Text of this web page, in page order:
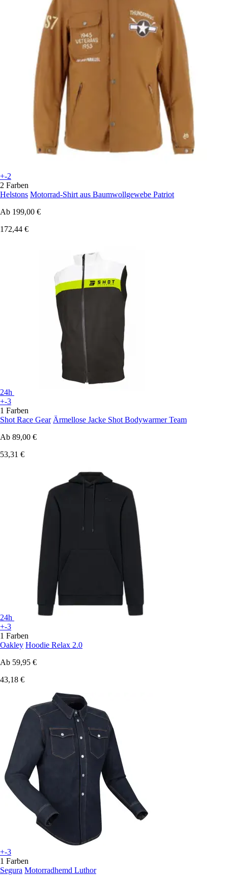
+-2
2 Farben
Helstons Motorrad-Shirt aus Baumwollgewebe Patriot
Ab 199,00 €
172,44 €
24h
+-3
1 Farben
Shot Race Gear Ärmellose Jacke Shot Bodywarmer Team
Ab 89,00 €
53,31 €
24h
+-3
1 Farben
Oakley Hoodie Relax 2.0
Ab 59,95 €
43,18 €
+-3
1 Farben
Segura Motorradhemd Luthor